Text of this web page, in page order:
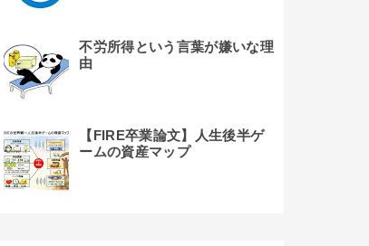
不労所得という言葉が嫌いな理
由
【FIRE卒業論文】人生後半ゲ
ームの資産マップ